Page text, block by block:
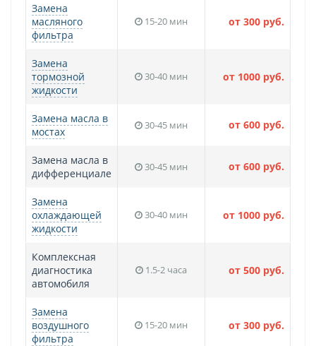
Замена
масляного
фильтра
15-20 мин от 300 руб.
Замена
тормозной
жидкости
30-40 мин от 1000 руб.
Замена масла в
мостах
30-45 мин от 600 руб.
Замена масла в
дифференциале
30-45 мин от 600 руб.
Замена
охлаждающей
жидкости
30-40 мин от 1000 руб.
Комплексная
диагностика
автомобиля
1.5-2 часа от 500 руб.
Замена
воздушного
фильтра
15-20 мин от 300 руб.